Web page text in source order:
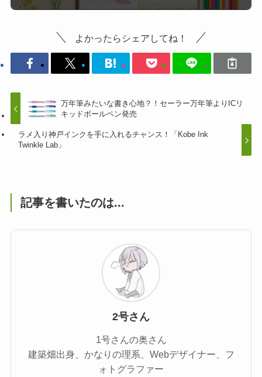
よかったらシェアしてね！
万年筆みたいな書き心地？！セーラー万年筆よりICリ
キッドボールペン発売
ラメ入り神戸インクを手に入れるチャンス！「Kobe Ink
Twinkle Lab」
記事を書いたのは...
2号さん
1号さんの奥さん
建築畑出身、かなりの理系、Webデザイナー、フ
ォトグラファー